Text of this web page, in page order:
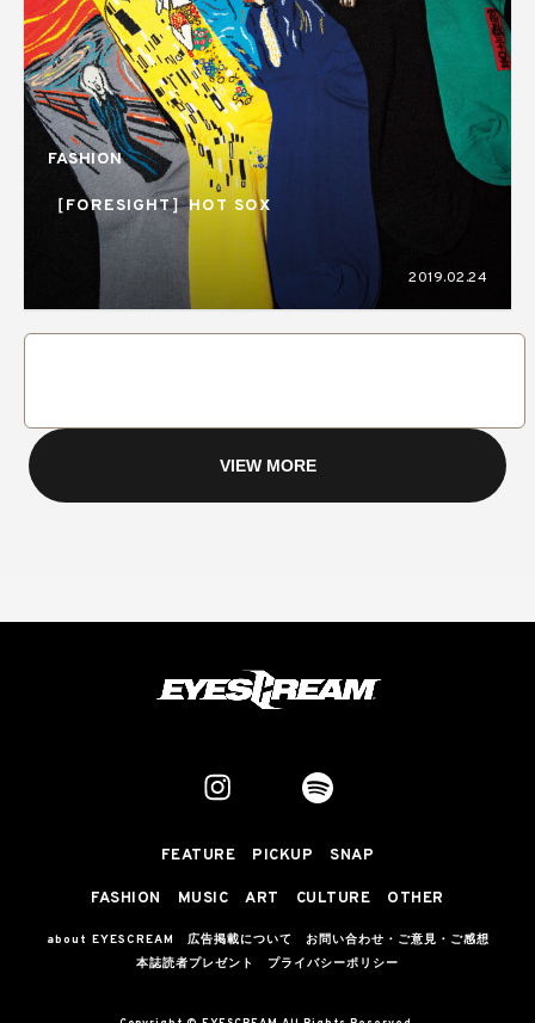
FASHION
［FORESIGHT］HOT SOX
2019.02.24
VIEW MORE
FEATURE PICKUP SNAP
FASHION MUSIC ART CULTURE OTHER
about EYESCREAM 広告掲載について
お問い合わせ・ご意見・ご感想
本誌読者プレゼント
プライバシーポリシー